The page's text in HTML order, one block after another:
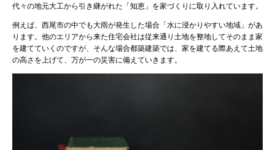
代々の地元大工から引き継がれた「知恵」を家づくりに取り入れています。
例えば、西尾市の中でも大雨が発生した場合「水に浸かりやすい地域」があ
ります。他のエリアから来た住宅会社は従来通り土地を整地してそのまま家
を建てていくのですが、そんな場合都築建築では、家を建てる際あえて土地
の高さを上げて、万が一の災害に備えていきます。